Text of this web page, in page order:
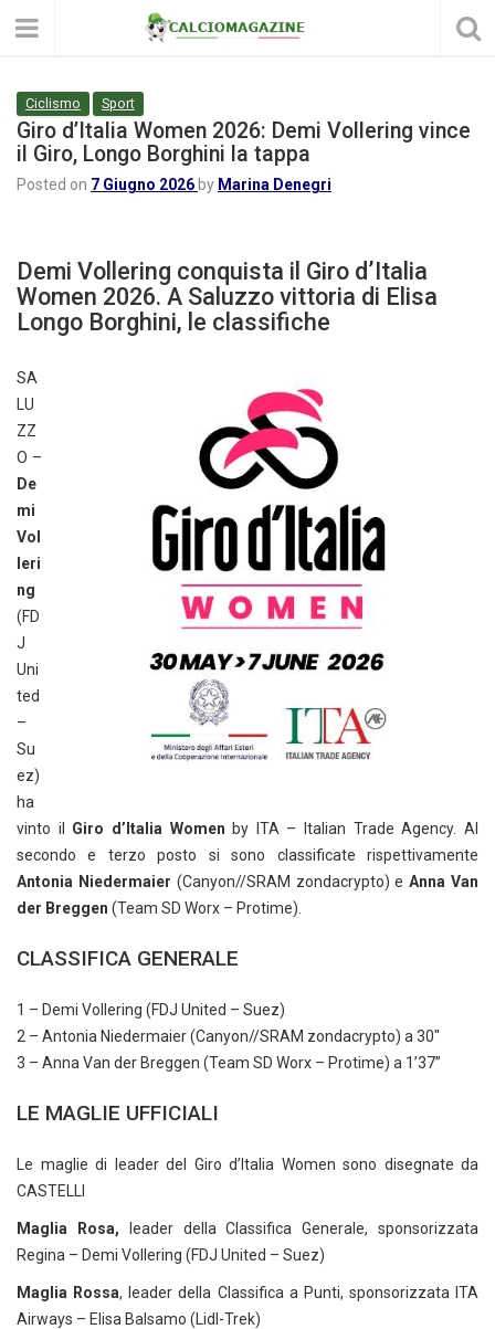
Ciclismo Sport
Giro d’Italia Women 2026: Demi Vollering vince
il Giro, Longo Borghini la tappa
Posted on 7 Giugno 2026 by Marina Denegri
Demi Vollering conquista il Giro d’Italia
Women 2026. A Saluzzo vittoria di Elisa
Longo Borghini, le classifiche
SA
LU
ZZ
O –
De
mi
Vol
leri
ng
(FD
J
Uni
ted
–
Su
ez)
ha
vinto il Giro d’Italia Women by ITA – Italian Trade Agency. Al
secondo e terzo posto si sono classificate rispettivamente
Antonia Niedermaier (Canyon//SRAM zondacrypto) eAnna Van
der Breggen (Team SD Worx – Protime).
CLASSIFICA GENERALE
1 – Demi Vollering (FDJ United – Suez)
2 – Antonia Niedermaier (Canyon//SRAM zondacrypto) a 30″
3 – Anna Van der Breggen (Team SD Worx – Protime) a 1’37”
LE MAGLIE UFFICIALI
Le maglie di leader del Giro d’Italia Women sono disegnate da
CASTELLI
Maglia Rosa, leader della Classifica Generale, sponsorizzata
Regina – Demi Vollering (FDJ United – Suez)
Maglia Rossa, leader della Classifica a Punti, sponsorizzata ITA
Airways – Elisa Balsamo (Lidl-Trek)